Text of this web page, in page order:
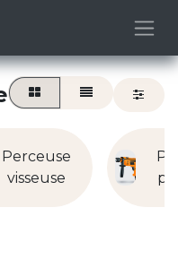
Perceuse
visseuse